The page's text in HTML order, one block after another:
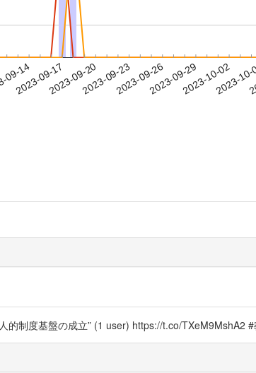
14
2023-09-172023-09-202023-09-232023-09-262023-09-292023-10-02
2023-
制度基盤の成立” (1 user) https://t.co/TXeM9MshA2